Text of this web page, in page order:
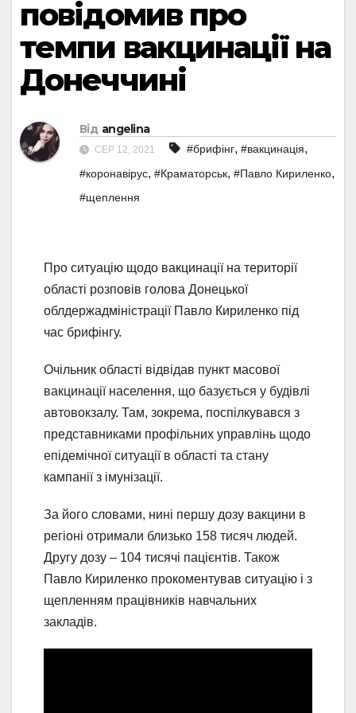
повідомив про
темпи вакцинації на
Донеччині
Від angelina
СЕР 12, 2021 #брифінг, #вакцинація,
#коронавірус, #Краматорськ, #Павло Кириленко,
#щеплення
Про ситуацію щодо вакцинації на території
області розповів голова Донецької
облдержадміністрації Павло Кириленко під
час брифінгу.
Очільник області відвідав пункт масової
вакцинації населення, що базується у будівлі
автовокзалу. Там, зокрема, поспілкувався з
представниками профільних управлінь щодо
епідемічної ситуації в області та стану
кампанії з імунізації.
За його словами, нині першу дозу вакцини в
регіоні отримали близько 158 тисяч людей.
Другу дозу – 104 тисячі пацієнтів. Також
Павло Кириленко прокоментував ситуацію і з
щепленням працівників навчальних
закладів.